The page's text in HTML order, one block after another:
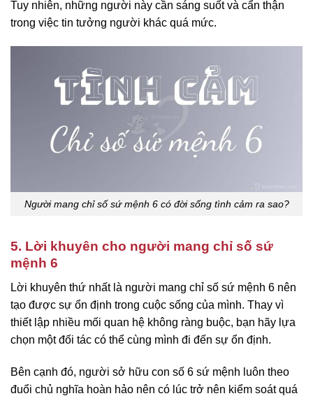
Tuy nhiên, những người này cần sáng suốt và cẩn thận
trong việc tin tưởng người khác quá mức.
Người mang chỉ số sứ mệnh 6 có đời sống tình cảm ra sao?
5. Lời khuyên cho người mang chỉ số sứ
mệnh 6
Lời khuyên thứ nhất là người mang chỉ số sứ mệnh 6 nên
tạo được sự ổn định trong cuộc sống của mình. Thay vì
thiết lập nhiều mối quan hệ không ràng buộc, bạn hãy lựa
chọn một đối tác có thể cùng mình đi đến sự ổn định.
Bên cạnh đó, người sở hữu con số 6 sứ mệnh luôn theo
đuổi chủ nghĩa hoàn hảo nên có lúc trở nên kiểm soát quá